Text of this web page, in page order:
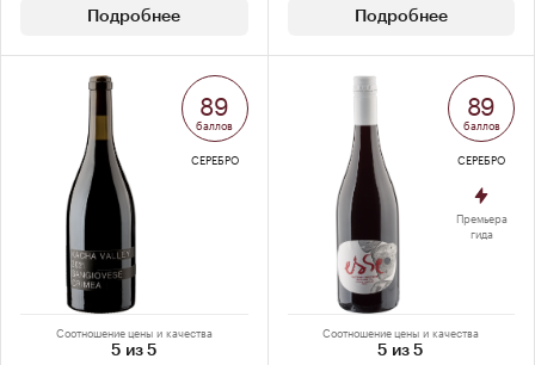
Подробнее Подробнее
Соотношение цены и качества
5 из 5
89
баллов
СЕРЕБРО
Соотношение цены и качества
5 из 5
89
баллов
СЕРЕБРО
Премьера
гида